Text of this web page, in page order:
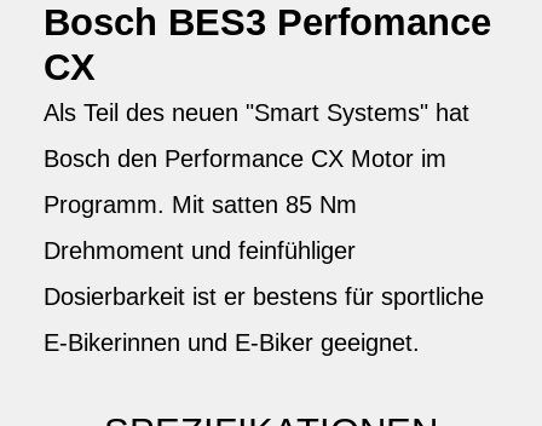
Bosch BES3 Perfomance
CX
Als Teil des neuen "Smart Systems" hat
Bosch den Performance CX Motor im
Programm. Mit satten 85 Nm
Drehmoment und feinfühliger
Dosierbarkeit ist er bestens für sportliche
E-Bikerinnen und E-Biker geeignet.